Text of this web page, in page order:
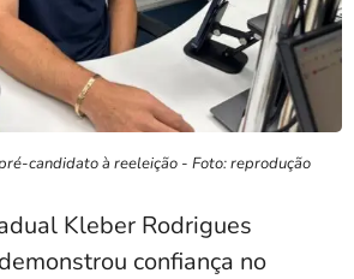
candidato à reeleição - Foto: reprodução
Kleber Rodrigues
confiança no